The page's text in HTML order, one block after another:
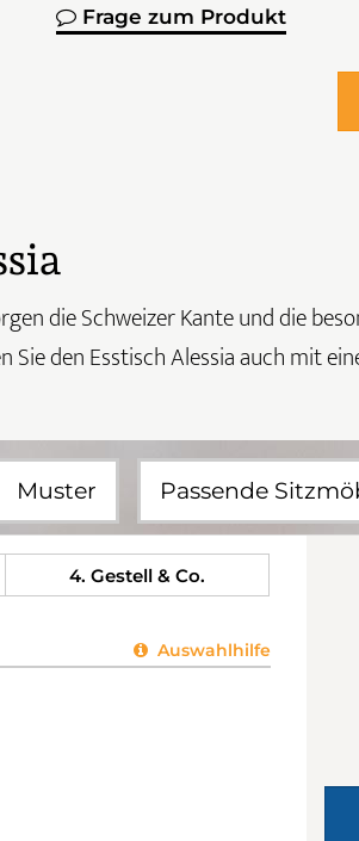
Frage zum Produkt
die Schweizer Kante und die
den Esstisch Alessia auch mit
Muster Passende
4. Gestell & Co.
Auswahlhilfe